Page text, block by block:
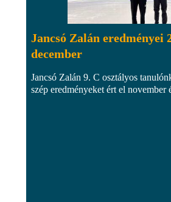
Jancsó Zalán eredményei
december
Jancsó Zalán 9. C osztályos
szép eredményeket ért el november